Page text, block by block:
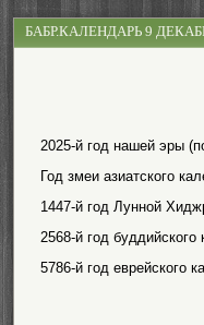
БАБР.КАЛЕНДАРЬ 9
2025-й год нашей эры
Год змеи азиатского
1447-й год Лунной
2568-й год буддийского
5786-й год еврейского